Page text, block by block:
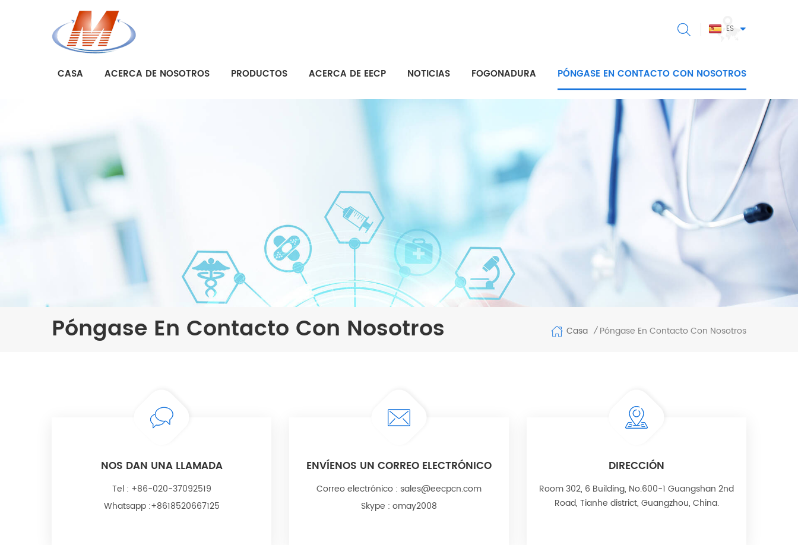
ES
CASA ACERCA DE NOSOTROS PRODUCTOS ACERCA DE EECP NOTICIAS FOGONADURA PÓNGASE EN CONTACTO CON NOSOTROS
Póngase En Contacto Con Nosotros Casa / Póngase En Contacto Con Nosotros
NOS DAN UNA LLAMADA
Tel : +86-020-37092519
Whatsapp :+8618520667125
ENVÍENOS UN CORREO ELECTRÓNICO
Correo electrónico : sales@eecpcn.com
Skype : omay2008
DIRECCIÓN
Room 302, 6 Building, No.600-1 Guangshan 2nd
Road, Tianhe district, Guangzhou, China.